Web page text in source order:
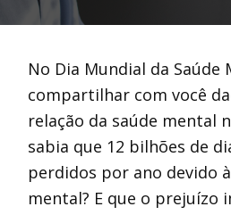
​​No Dia Mundial da Saúde
compartilhar com você
relação da saúde mental
sabia que 12 bilhões de
perdidos por ano devido
mental? E que o prejuízo